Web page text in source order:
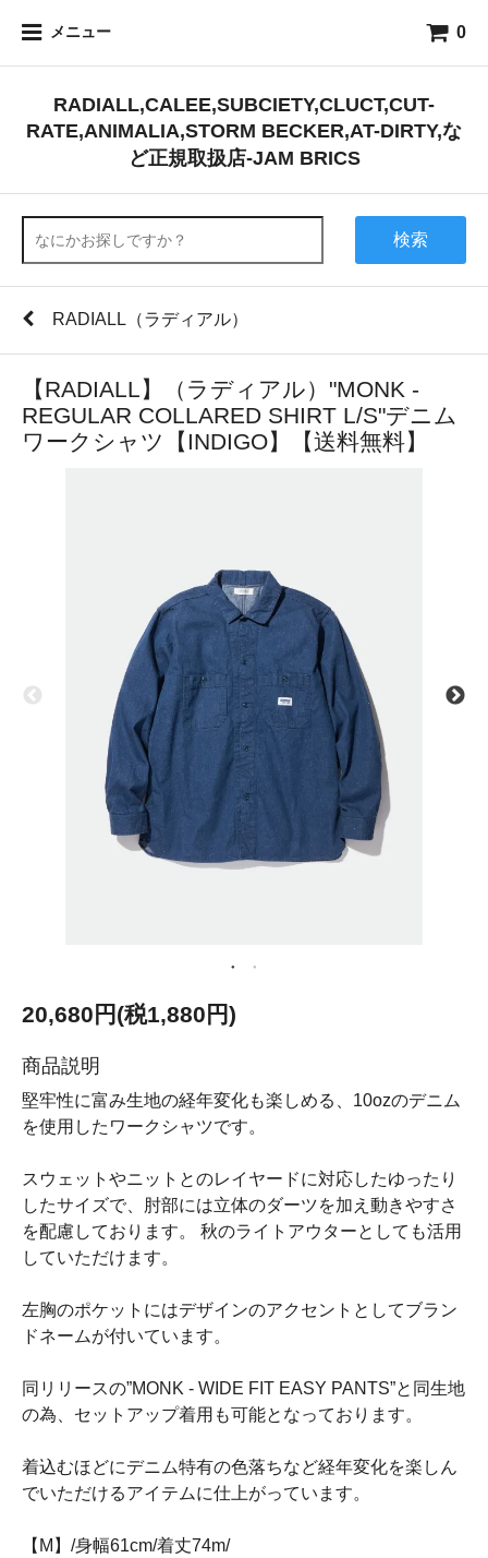
メニュー 0
RADIALL,CALEE,SUBCIETY,CLUCT,CUT-
RATE,ANIMALIA,STORM BECKER,AT-DIRTY,な
ど正規取扱店-JAM BRICS
検索
RADIALL（ラディアル）
【RADIALL】（ラディアル）"MONK -
REGULAR COLLARED SHIRT L/S"デニム
ワークシャツ【INDIGO】【送料無料】
20,680円(税1,880円)
商品説明
堅牢性に富み生地の経年変化も楽しめる、10ozのデニム
を使用したワークシャツです。
スウェットやニットとのレイヤードに対応したゆったり
したサイズで、肘部には立体のダーツを加え動きやすさ
を配慮しております。 秋のライトアウターとしても活用
していただけます。
左胸のポケットにはデザインのアクセントとしてブラン
ドネームが付いています。
同リリースの”MONK - WIDE FIT EASY PANTS”と同生地
の為、セットアップ着用も可能となっております。
着込むほどにデニム特有の色落ちなど経年変化を楽しん
でいただけるアイテムに仕上がっています。
【M】/身幅61cm/着丈74m/